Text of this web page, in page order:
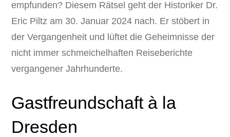
empfunden? Diesem Rätsel geht der Historiker Dr.
Eric Piltz am 30. Januar 2024 nach. Er stöbert in
der Vergangenheit und lüftet die Geheimnisse der
nicht immer schmeichelhaften Reiseberichte
vergangener Jahrhunderte.
Gastfreundschaft à la
Dresden